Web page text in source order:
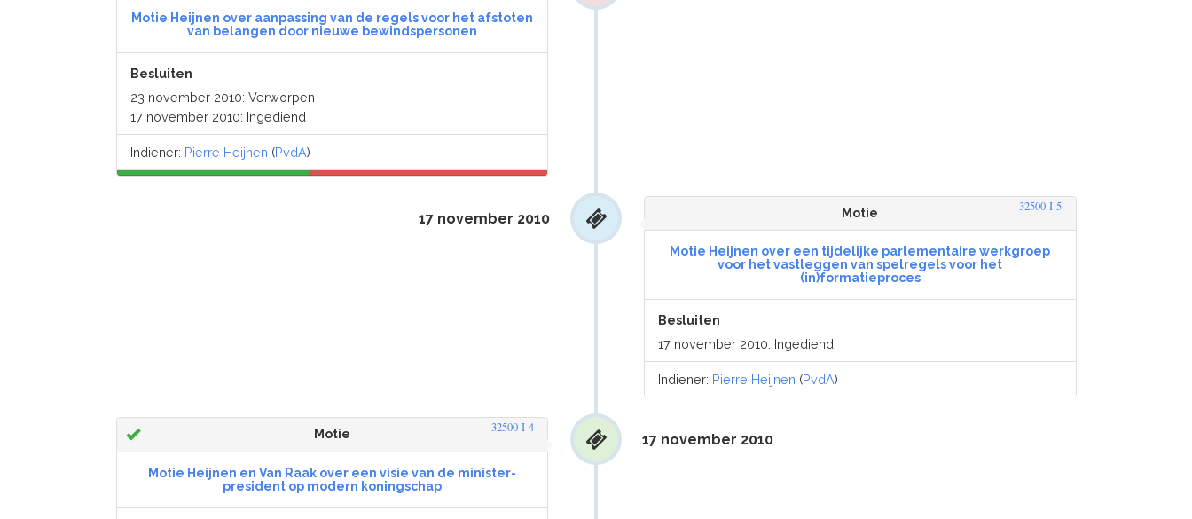
Motie Heijnen over aanpassing van de regels voor het afstoten
van belangen door nieuwe bewindspersonen
Besluiten
23 november 2010: Verworpen
17 november 2010: Ingediend
Indiener: Pierre Heijnen (PvdA)
Motie 32500-I-5
Motie Heijnen over een tijdelijke parlementaire werkgroep
voor het vastleggen van spelregels voor het
(in)formatieproces
Besluiten
17 november 2010: Ingediend
Indiener: Pierre Heijnen (PvdA)
17 november 2010
Motie 32500-I-4
Motie Heijnen en Van Raak over een visie van de minister-
president op modern koningschap
17 november 2010